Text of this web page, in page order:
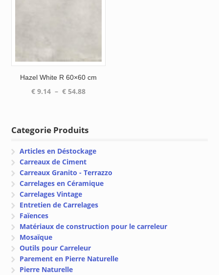
Hazel White R 60×60 cm
€9.14 – €54.88Plage
à
Categorie Produits
Articles en Déstockage
Carreaux de Ciment
Carreaux Granito - Terrazzo
Carrelages en Céramique
Carrelages Vintage
Entretien de Carrelages
Faïences
Matériaux de construction pour le carreleur
Mosaïque
Outils pour Carreleur
Parement en Pierre Naturelle
Pierre Naturelle